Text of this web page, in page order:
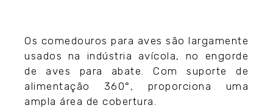
Os comedouros para aves são largamente
usados na indústria avícola, no engorde
de aves para abate. Com suporte de
alimentação 360°, proporciona uma
ampla área de cobertura.